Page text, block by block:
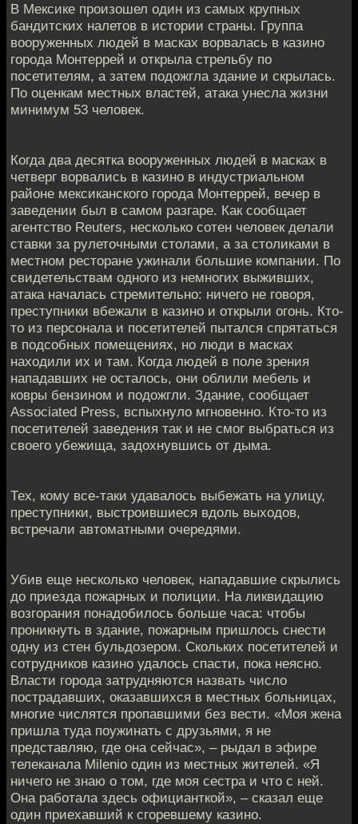
В Мексике произошел один из самых крупных
бандитских налетов в истории страны. Группа
вооруженных людей в масках ворвалась в казино
города Монтеррей и открыла стрельбу по
посетителям, а затем подожгла здание и скрылась.
По оценкам местных властей, атака унесла жизни
минимум 53 человек.
Когда два десятка вооруженных людей в масках в
четверг ворвались в казино в индустриальном
районе мексиканского города Монтеррей, вечер в
заведении был в самом разгаре. Как сообщает
агентство Reuters, несколько сотен человек делали
ставки за рулеточными столами, а за столиками в
местном ресторане ужинали большие компании. По
свидетельствам одного из немногих выживших,
атака началась стремительно: ничего не говоря,
преступники вбежали в казино и открыли огонь. Кто-
то из персонала и посетителей пытался спрятаться
в подсобных помещениях, но люди в масках
находили их и там. Когда людей в поле зрения
нападавших не осталось, они облили мебель и
ковры бензином и подожгли. Здание, сообщает
Associated Press, вспыхнуло мгновенно. Кто-то из
посетителей заведения так и не смог выбраться из
своего убежища, задохнувшись от дыма.
Тех, кому все-таки удавалось выбежать на улицу,
преступники, выстроившиеся вдоль выходов,
встречали автоматными очередями.
Убив еще несколько человек, нападавшие скрылись
до приезда пожарных и полиции. На ликвидацию
возгорания понадобилось больше часа: чтобы
проникнуть в здание, пожарным пришлось снести
одну из стен бульдозером. Скольких посетителей и
сотрудников казино удалось спасти, пока неясно.
Власти города затрудняются назвать число
пострадавших, оказавшихся в местных больницах,
многие числятся пропавшими без вести. «Моя жена
пришла туда поужинать с друзьями, я не
представляю, где она сейчас», – рыдал в эфире
телеканала Milenio один из местных жителей. «Я
ничего не знаю о том, где моя сестра и что с ней.
Она работала здесь официанткой», – сказал еще
один приехавший к сгоревшему казино.